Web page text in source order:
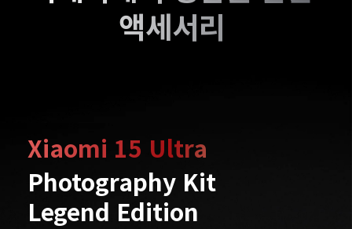
액세서리
Xiaomi 15 Ultra
Photography Kit
Legend Edition